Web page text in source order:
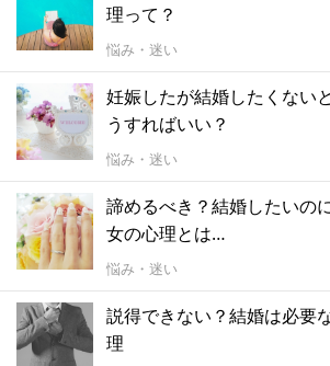
理って？
悩み・迷い
妊娠したが結婚したくない
うすればいい？
悩み・迷い
諦めるべき？結婚したいの
女の心理とは…
悩み・迷い
説得できない？結婚は必要
理